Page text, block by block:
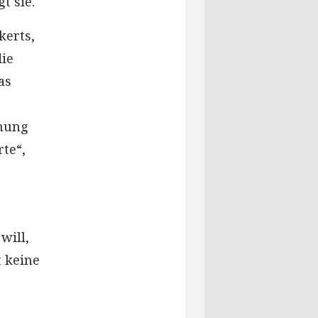
will,
keine